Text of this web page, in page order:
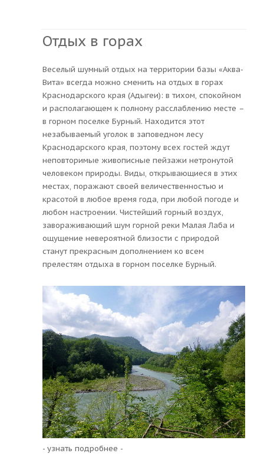
Отдых в горах
Веселый шумный отдых на территории базы «Аква-
Вита» всегда можно сменить на отдых в горах
Краснодарского края (Адыгеи): в тихом, спокойном
и располагающем к полному расслаблению месте –
в горном поселке Бурный. Находится этот
незабываемый уголок в заповедном лесу
Краснодарского края, поэтому всех гостей ждут
неповторимые живописные пейзажи нетронутой
человеком природы. Виды, открывающиеся в этих
местах, поражают своей величественностью и
красотой в любое время года, при любой погоде и
любом настроении. Чистейший горный воздух,
завораживающий шум горной реки Малая Лаба и
ощущение невероятной близости с природой
станут прекрасным дополнением ко всем
прелестям отдыха в горном поселке Бурный.
- узнать подробнее -